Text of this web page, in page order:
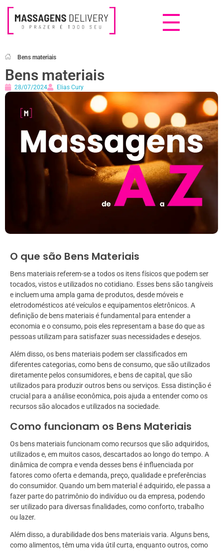
Bens materiais
Bens materiais
28/07/2024 Elias Cury
O que são Bens Materiais
Bens materiais referem-se a todos os itens físicos que podem ser
tocados, vistos e utilizados no cotidiano. Esses bens são tangíveis
e incluem uma ampla gama de produtos, desde móveis e
eletrodomésticos até veículos e equipamentos eletrônicos. A
definição de bens materiais é fundamental para entender a
economia e o consumo, pois eles representam a base do que as
pessoas utilizam para satisfazer suas necessidades e desejos.
Além disso, os bens materiais podem ser classificados em
diferentes categorias, como bens de consumo, que são utilizados
diretamente pelos consumidores, e bens de capital, que são
utilizados para produzir outros bens ou serviços. Essa distinção é
crucial para a análise econômica, pois ajuda a entender como os
recursos são alocados e utilizados na sociedade.
Como funcionam os Bens Materiais
Os bens materiais funcionam como recursos que são adquiridos,
utilizados e, em muitos casos, descartados ao longo do tempo. A
dinâmica de compra e venda desses bens é influenciada por
fatores como oferta e demanda, preço, qualidade e preferências
do consumidor. Quando um bem material é adquirido, ele passa a
fazer parte do patrimônio do indivíduo ou da empresa, podendo
ser utilizado para diversas finalidades, como conforto, trabalho
ou lazer.
Além disso, a durabilidade dos bens materiais varia. Alguns bens,
como alimentos, têm uma vida útil curta, enquanto outros, como